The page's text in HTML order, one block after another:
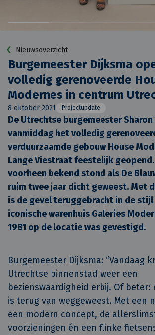
Nieuwsoverzicht
Burgemeester Dijksma
volledig gerenoveerde
Modernes in centrum
8 oktober 2021 Projectupdate
De Utrechtse burgemeester
vanmiddag het volledig
verduurzaamde gebouw House
Lange Viestraat feestelijk
voorheen bekend stond als De
ruim twee jaar dicht geweest. Met
is de gevel teruggebracht in de stijl
iconische warenhuis Galeries
1981 op de locatie was gevestigd.
Burgemeester Dijksma: “Vandaag
Utrechtse binnenstad weer een
bezienswaardigheid erbij. Of beter:
is terug van weggeweest. Met een
een modern concept, de
voorzieningen én een flinke